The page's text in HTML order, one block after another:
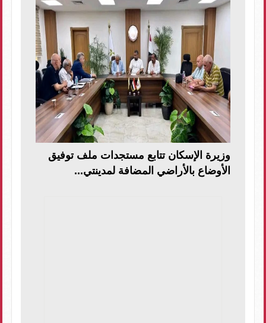
وزيرة الإسكان تتابع مستجدات ملف توفيق
الأوضاع بالأراضي المضافة لمدينتي...